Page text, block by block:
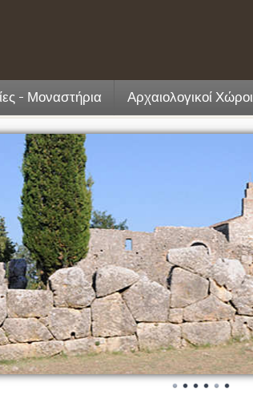
- Μοναστήρια Αρχαιολογικοί Χώροι